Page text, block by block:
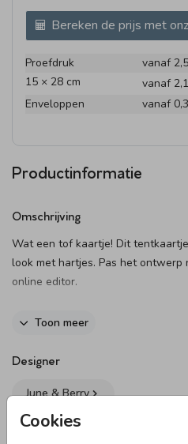
Cookies
Bereken de prijs met
Proefdruk
vanaf
15 × 28 cm
vanaf
Enveloppen
vanaf
Productinformatie
Omschrijving
Wat een tof kaartje! Dit
look met hartjes. Pas het ontwerp
online editor.
Een tentkaartje: hoe werkt het?
onderzijde
• In de onderzijde zit een
gemakkelijk in elkaar kunt vouwen
Toon meer
Designer
June & Berry